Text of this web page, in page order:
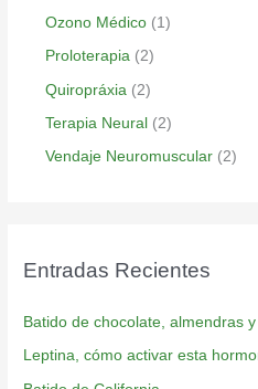
Ozono Médico (1)
Proloterapia (2)
Quiropráxia (2)
Terapia Neural (2)
Vendaje Neuromuscular (2)
Entradas Recientes
Batido de chocolate, almendras
Leptina, cómo activar esta